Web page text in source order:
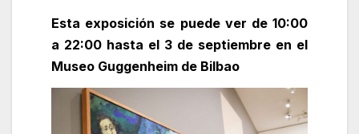
Esta exposición se puede ver de 10:00
a 22:00 hasta el 3 de septiembre en el
Museo Guggenheim de Bilbao